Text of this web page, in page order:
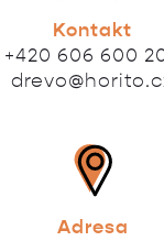
Kontakt
+420 606 600
Adresa